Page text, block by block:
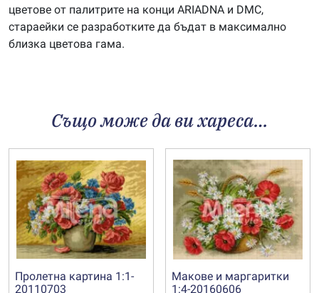
цветове от палитрите на конци ARIADNA и DMC,
стараейки се разработките да бъдат в максимално
близка цветова гама.
Също може да ви хареса…
Пролетна картина 1:1-
20110703
Макове и маргаритки
1:4-20160606